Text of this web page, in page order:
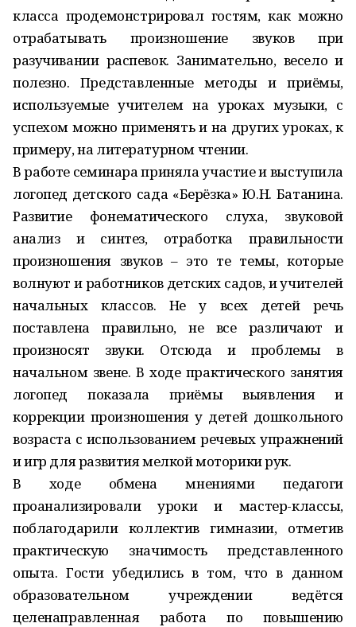
класса продемонстрировал гостям, как можно
отрабатывать произношение звуков при
разучивании распевок. Занимательно, весело и
полезно. Представленные методы и приёмы,
используемые учителем на уроках музыки, с
успехом можно применять и на других уроках, к
примеру, на литературном чтении.
В работе семинара приняла участие и выступила
логопед детского сада «Берёзка» Ю.Н. Батанина.
Развитие фонематического слуха, звуковой
анализ и синтез, отработка правильности
произношения звуков – это те темы, которые
волнуют и работников детских садов, и учителей
начальных классов. Не у всех детей речь
поставлена правильно, не все различают и
произносят звуки. Отсюда и проблемы в
начальном звене. В ходе практического занятия
логопед показала приёмы выявления и
коррекции произношения у детей дошкольного
возраста с использованием речевых упражнений
и игр для развития мелкой моторики рук.
В ходе обмена мнениями педагоги
проанализировали уроки и мастер-классы,
поблагодарили коллектив гимназии, отметив
практическую значимость представленного
опыта. Гости убедились в том, что в данном
образовательном учреждении ведётся
целенаправленная работа по повышению